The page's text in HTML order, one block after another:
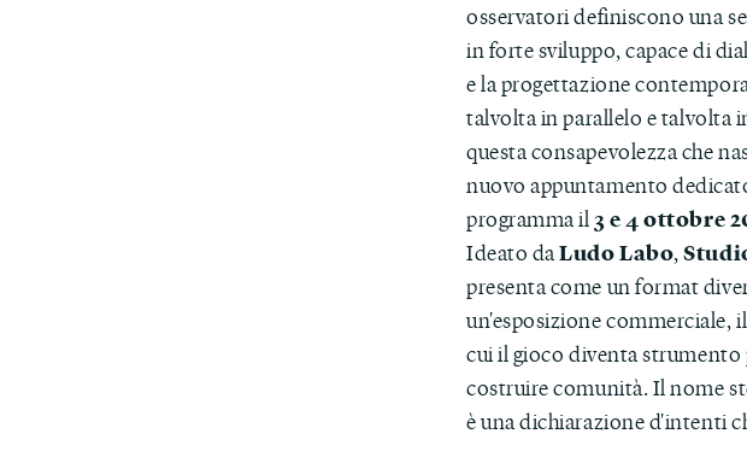
osservatori definiscono una
in forte sviluppo, capace di
e la progettazione
talvolta in parallelo e talvolta
questa consapevolezza che
nuovo appuntamento
programma il3 e 4 ottobre
Ideato daLudo Labo,
presenta come un format
un'esposizione commerciale,
cui il gioco diventa strumento
costruire comunità. Il nome
è una dichiarazione d'intenti